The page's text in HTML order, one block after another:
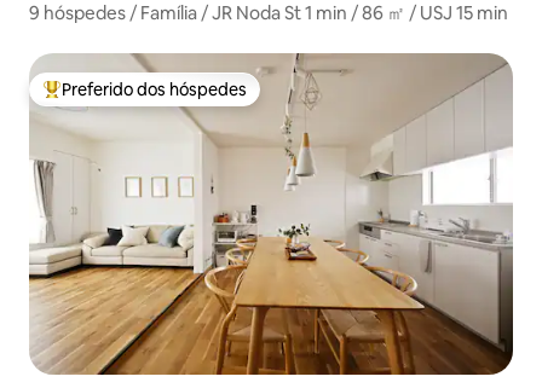
9 hóspedes / Família / JR Noda St 1 min / 86 ㎡ / USJ 15 min
Entre os melhores preferidos dos hóspedes
Preferido dos hóspedes